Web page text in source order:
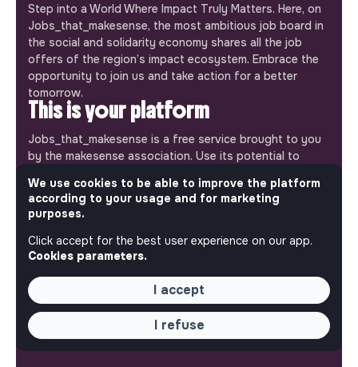
Step into a World Where Impact Truly Matters. Here, on
Jobs_that_makesense, the most ambitious job board in
the social and solidarity economy shares all the job
offers of the region’s impact ecosystem. Embrace the
opportunity to join us and take action for a better
tomorrow.
This is your platform
Jobs_that_makesense is a free service brought to you
by the makesense association. Use its potential to
more respectful, inclusive and sustainable society.
Our mobile app
Get jobs that make sense on your phone so you never
miss an opportunity.
Android
We use cookies to be able to improve the platform
according to your usage and for marketing
purposes.
Click accept for the best user experience on our app.
Cookies parameters.
I accept
I refuse